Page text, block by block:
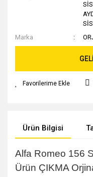
Marka
Ürün Bilgisi
Alfa Romeo 156
Ürün ÇIKMA